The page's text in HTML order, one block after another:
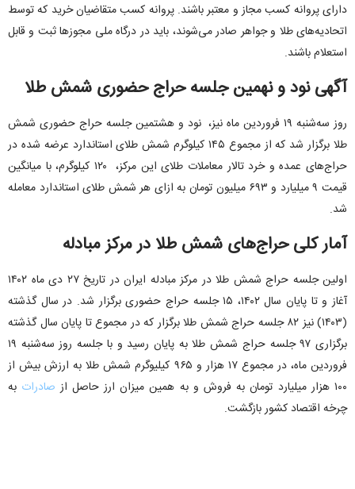
دارای پروانه کسب مجاز و معتبر باشند. پروانه کسب متقاضیان خرید که توسط
اتحادیه‌های طلا و جواهر صادر می‌شوند، باید در درگاه ملی مجوزها ثبت و قابل
استعلام باشند.
آگهی نود و نهمین جلسه حراج حضوری شمش طلا
روز سه‌شنبه ۱۹ فروردین ماه نیز، نود و هشتمین جلسه حراج حضوری شمش
طلا برگزار شد که از مجموع ۱۴۵ کیلوگرم شمش طلای استاندارد عرضه شده در
حراج‌های عمده و خرد تالار معاملات طلای این مرکز، ۱۲۰ کیلوگرم، با میانگین
قیمت ۹ میلیارد و ۶۹۳ میلیون تومان به ازای هر شمش طلای استاندارد معامله
شد.
آمار کلی حراج‌های شمش طلا در مرکز مبادله
اولین جلسه حراج شمش طلا در مرکز مبادله ایران در تاریخ ۲۷ دی ماه ۱۴۰۲
آغاز و تا پایان سال ۱۴۰۲، ۱۵ جلسه حراج حضوری برگزار شد. در سال گذشته
(۱۴۰۳) نیز ۸۲ جلسه حراج شمش طلا برگزار که در مجموع تا پایان سال گذشته
برگزاری ۹۷ جلسه حراج شمش طلا به پایان رسید و با جلسه روز سه‌شنبه ۱۹
فروردین ماه، در مجموع ۱۷ هزار و ۹۶۵ کیلیوگرم شمش طلا به ارزش بیش از
۱۰۰ هزار میلیارد تومان به فروش و به همین میزان ارز حاصل از
صادرات به
چرخه اقتصاد کشور بازگشت.